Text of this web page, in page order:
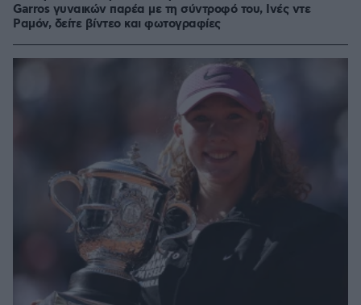
Garros γυναικών παρέα με τη σύντροφό του, Ινές ντε
Ραμόν, δείτε βίντεο και φωτογραφίες